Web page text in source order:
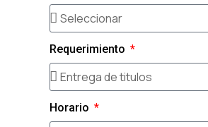
Requerimiento
Horario